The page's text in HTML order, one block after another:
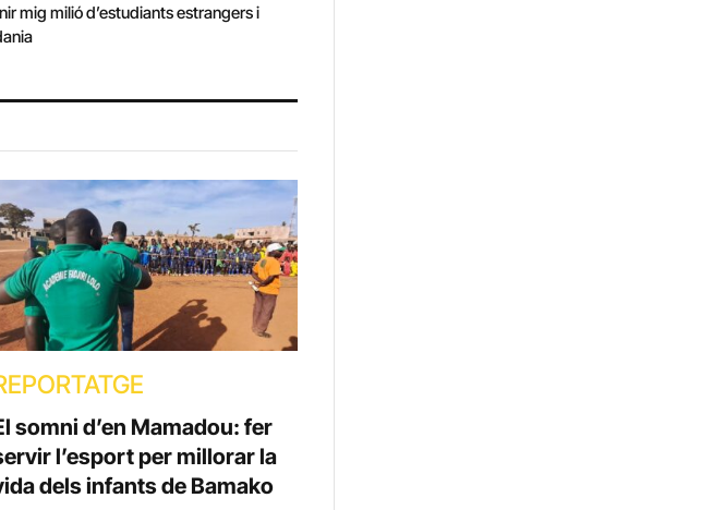
mig milió d’estudiants estrangers i
somni d’en Mamadou: fer
l’esport per millorar la
dels infants de Bamako